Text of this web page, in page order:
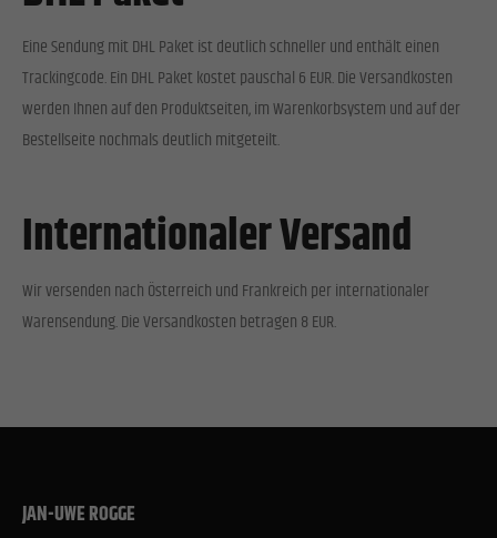
Eine Sendung mit DHL Paket ist deutlich schneller und enthält einen
Trackingcode. Ein DHL Paket kostet pauschal 6 EUR. Die Versandkosten
werden Ihnen auf den Produktseiten, im Warenkorbsystem und auf der
Bestellseite nochmals deutlich mitgeteilt.
Internationaler Versand
Wir versenden nach Österreich und Frankreich per internationaler
Warensendung. Die Versandkosten betragen 8 EUR.
JAN-UWE ROGGE
Alle akzeptieren
Speichern
Zurück
Datenschutzeinstellungen
der Website erforderlich.
manuellen Einwilligung mehr.